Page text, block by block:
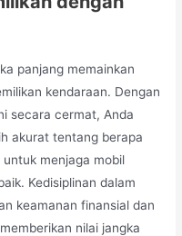
panjang memainkan
kendaraan. Dengan
secara cermat, Anda
akurat tentang berapa
menjaga mobil
Kedisiplinan dalam
keamanan finansial dan
nilai jangka